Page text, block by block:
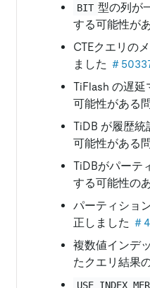
BIT 型の列が
する可能性が
CTEクエリの
ました ＃
TiFlash の遅
可能性がある
TiDB が履歴統
可能性がある
TiDBがパーテ
する可能性の
パーティショ
正しました ＃
複数値インデ
たクエリ結果